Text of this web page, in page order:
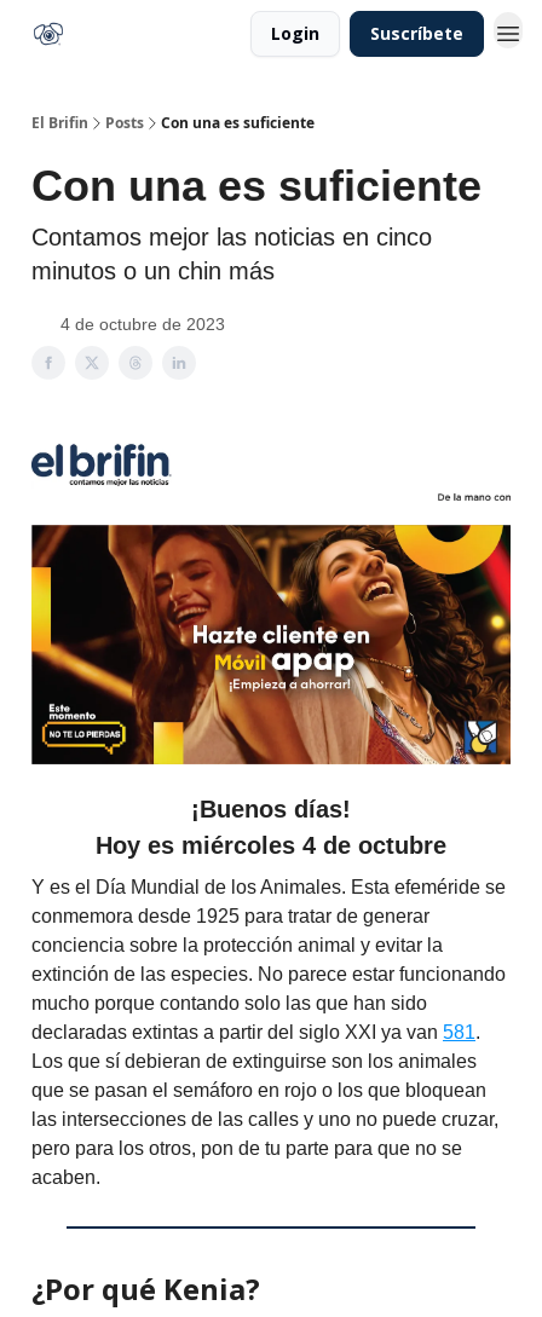
Login Suscríbete
El Brifin Posts Con una es suficiente
Con una es suficiente
Contamos mejor las noticias en cinco
minutos o un chin más
4 de octubre de 2023
¡Buenos días!
Hoy es miércoles 4 de octubre
Y es el Día Mundial de los Animales. Esta efeméride se
conmemora desde 1925 para tratar de generar
conciencia sobre la protección animal y evitar la
extinción de las especies. No parece estar funcionando
mucho porque contando solo las que han sido
declaradas extintas a partir del siglo XXI ya van 581.
Los que sí debieran de extinguirse son los animales
que se pasan el semáforo en rojo o los que bloquean
las intersecciones de las calles y uno no puede cruzar,
pero para los otros, pon de tu parte para que no se
acaben.
¿Por qué Kenia?